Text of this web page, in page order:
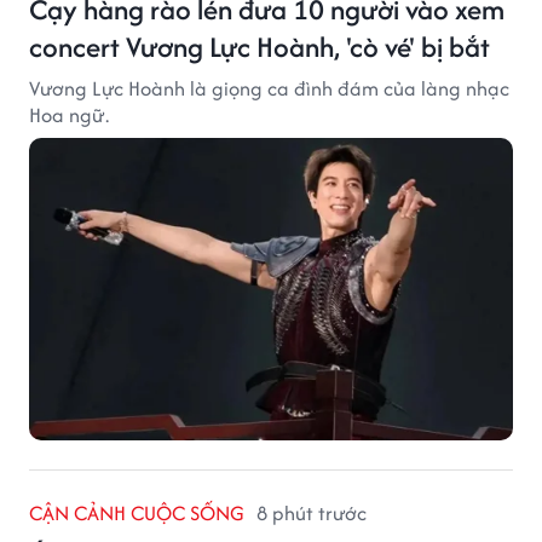
Cạy hàng rào lén đưa 10 người vào xem
concert Vương Lực Hoành, 'cò vé' bị bắt
Vương Lực Hoành là giọng ca đình đám của làng nhạc
Hoa ngữ.
CẬN CẢNH CUỘC SỐNG 8 phút trước